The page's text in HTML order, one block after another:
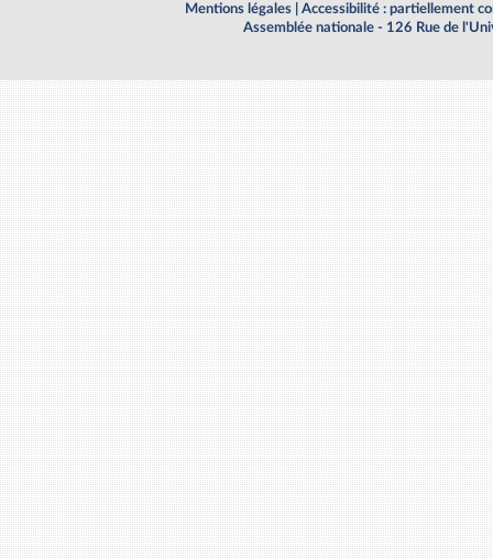
Mentions légales
Accessibilité : partiellement
Assemblée nationale - 126 Rue de